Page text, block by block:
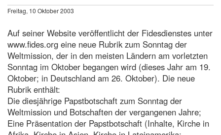
Freitag, 10 Oktober 2003
Auf seiner Website veröffentlicht der Fidesdienstes unter
www.fides.org eine neue Rubrik zum Sonntag der
Weltmission, der in den meisten Ländern am vorletzten
Sonntag im Oktober begangen wird (dieses Jahr am 19.
Oktober; in Deutschland am 26. Oktober). Die neue
Rubrik enthält:
Die diesjährige Papstbotschaft zum Sonntag der
Weltmission und Botschaften der vergangenen Jahre;
Eine Präsentation der Papstbotschaft (Inhalte, Kirche in